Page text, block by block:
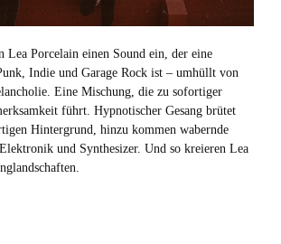
Lea Porcelain einen Sound ein, der eine
Indie und Garage Rock ist – umhüllt von
Eine Mischung, die zu sofortiger
führt. Hypnotischer Gesang brütet
Hintergrund, hinzu kommen wabernde
und Synthesizer. Und so kreieren Lea